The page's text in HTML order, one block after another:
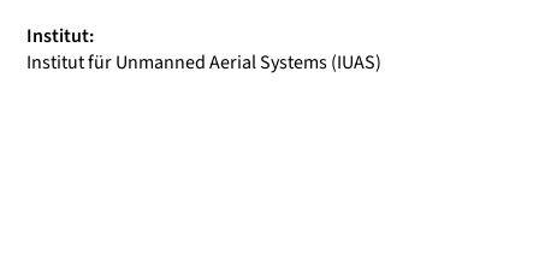
Institut:
Institut für Unmanned Aerial Systems (IUAS)